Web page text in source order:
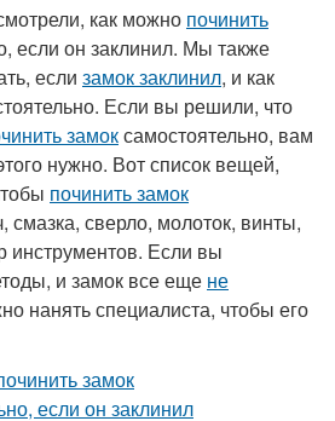
как можно починить
если он заклинил. Мы также
если замок заклинил, и как
Если вы решили, что
замоксамостоятельно, вам
нужно. Вот список вещей,
починить замок
смазка, сверло, молоток, винты,
инструментов. Если вы
и замок все еще не
нанять специалиста, чтобы его